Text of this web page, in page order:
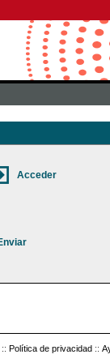
:: Política de privacidad ::